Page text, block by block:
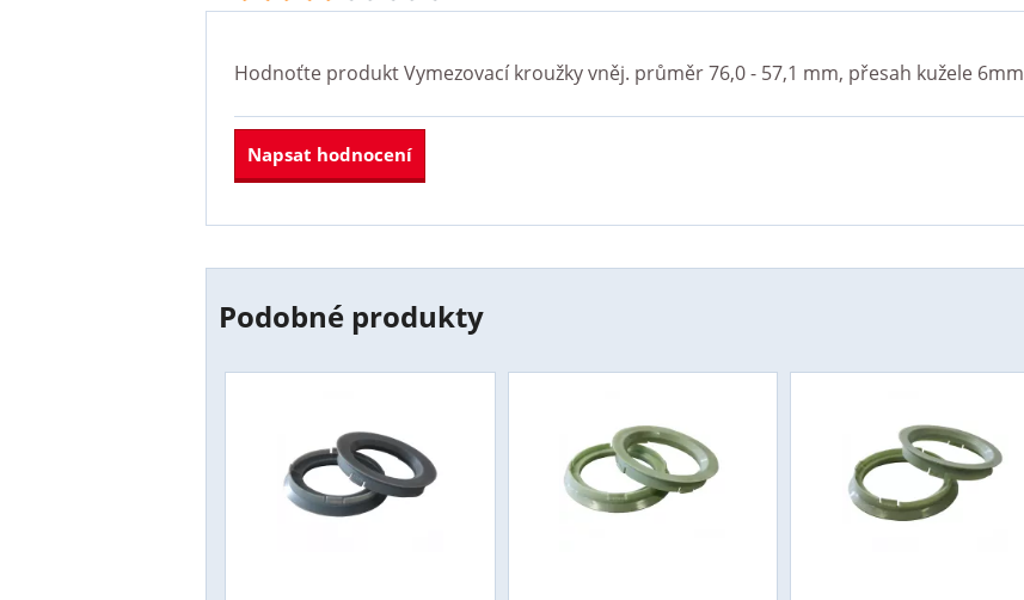
Hodnoťte produktVymezovací kroužky vněj. průměr 76,0 - 57,1 mm, přesah kužele 6mm
Napsat hodnocení
Podobné produkty